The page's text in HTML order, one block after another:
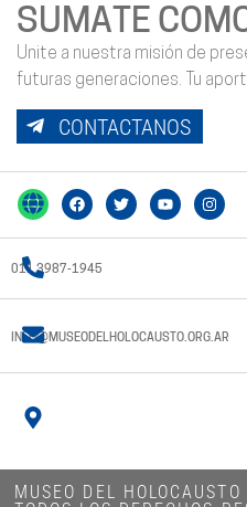
SUMATE
Unite a nuestra misión de
futuras generaciones. Tu
CONTACTANOS
011 3987-1945
INFO@MUSEODELHOLOCAUSTO.ORG.AR
MUSEO DEL